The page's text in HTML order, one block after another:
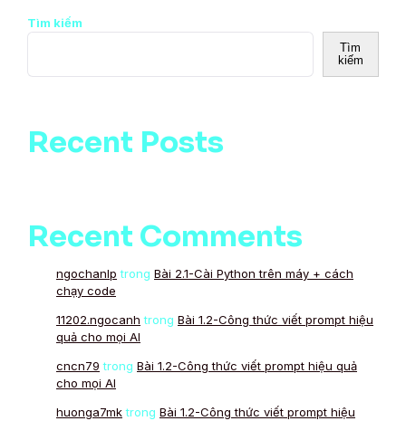
Tìm kiếm
Tìm
kiếm
Recent Posts
Recent Comments
ngochanlp trong Bài 2.1-Cài Python trên máy + cách
chạy code
11202.ngocanh trong Bài 1.2-Công thức viết prompt hiệu
quả cho mọi AI
cncn79 trong Bài 1.2-Công thức viết prompt hiệu quả
cho mọi AI
huonga7mktrong Bài 1.2-Công thức viết prompt hiệu